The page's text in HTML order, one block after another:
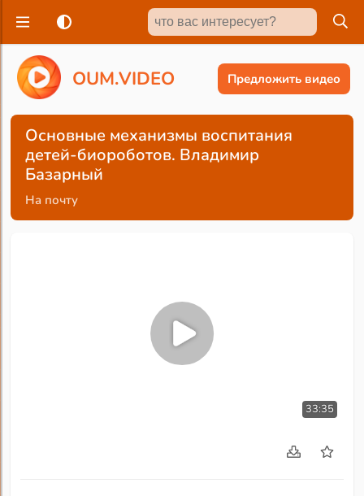
OUM.VIDEO Предложить видео
Основные механизмы воспитания
детей-биороботов. Владимир
Базарный
На почту
33:35